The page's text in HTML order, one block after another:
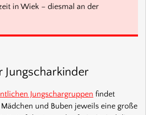
in Wiek – diesmal an der
Jungscharkinder
Jungschargruppen findet
und Buben jeweils eine große